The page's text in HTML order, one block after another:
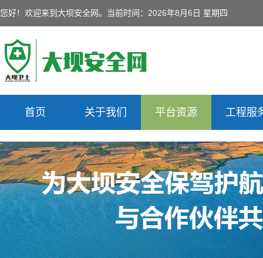
您好！欢迎来到大坝安全网。 当前时间：2026年8月6日 星期四
首页 关于我们 平台资源 工程服